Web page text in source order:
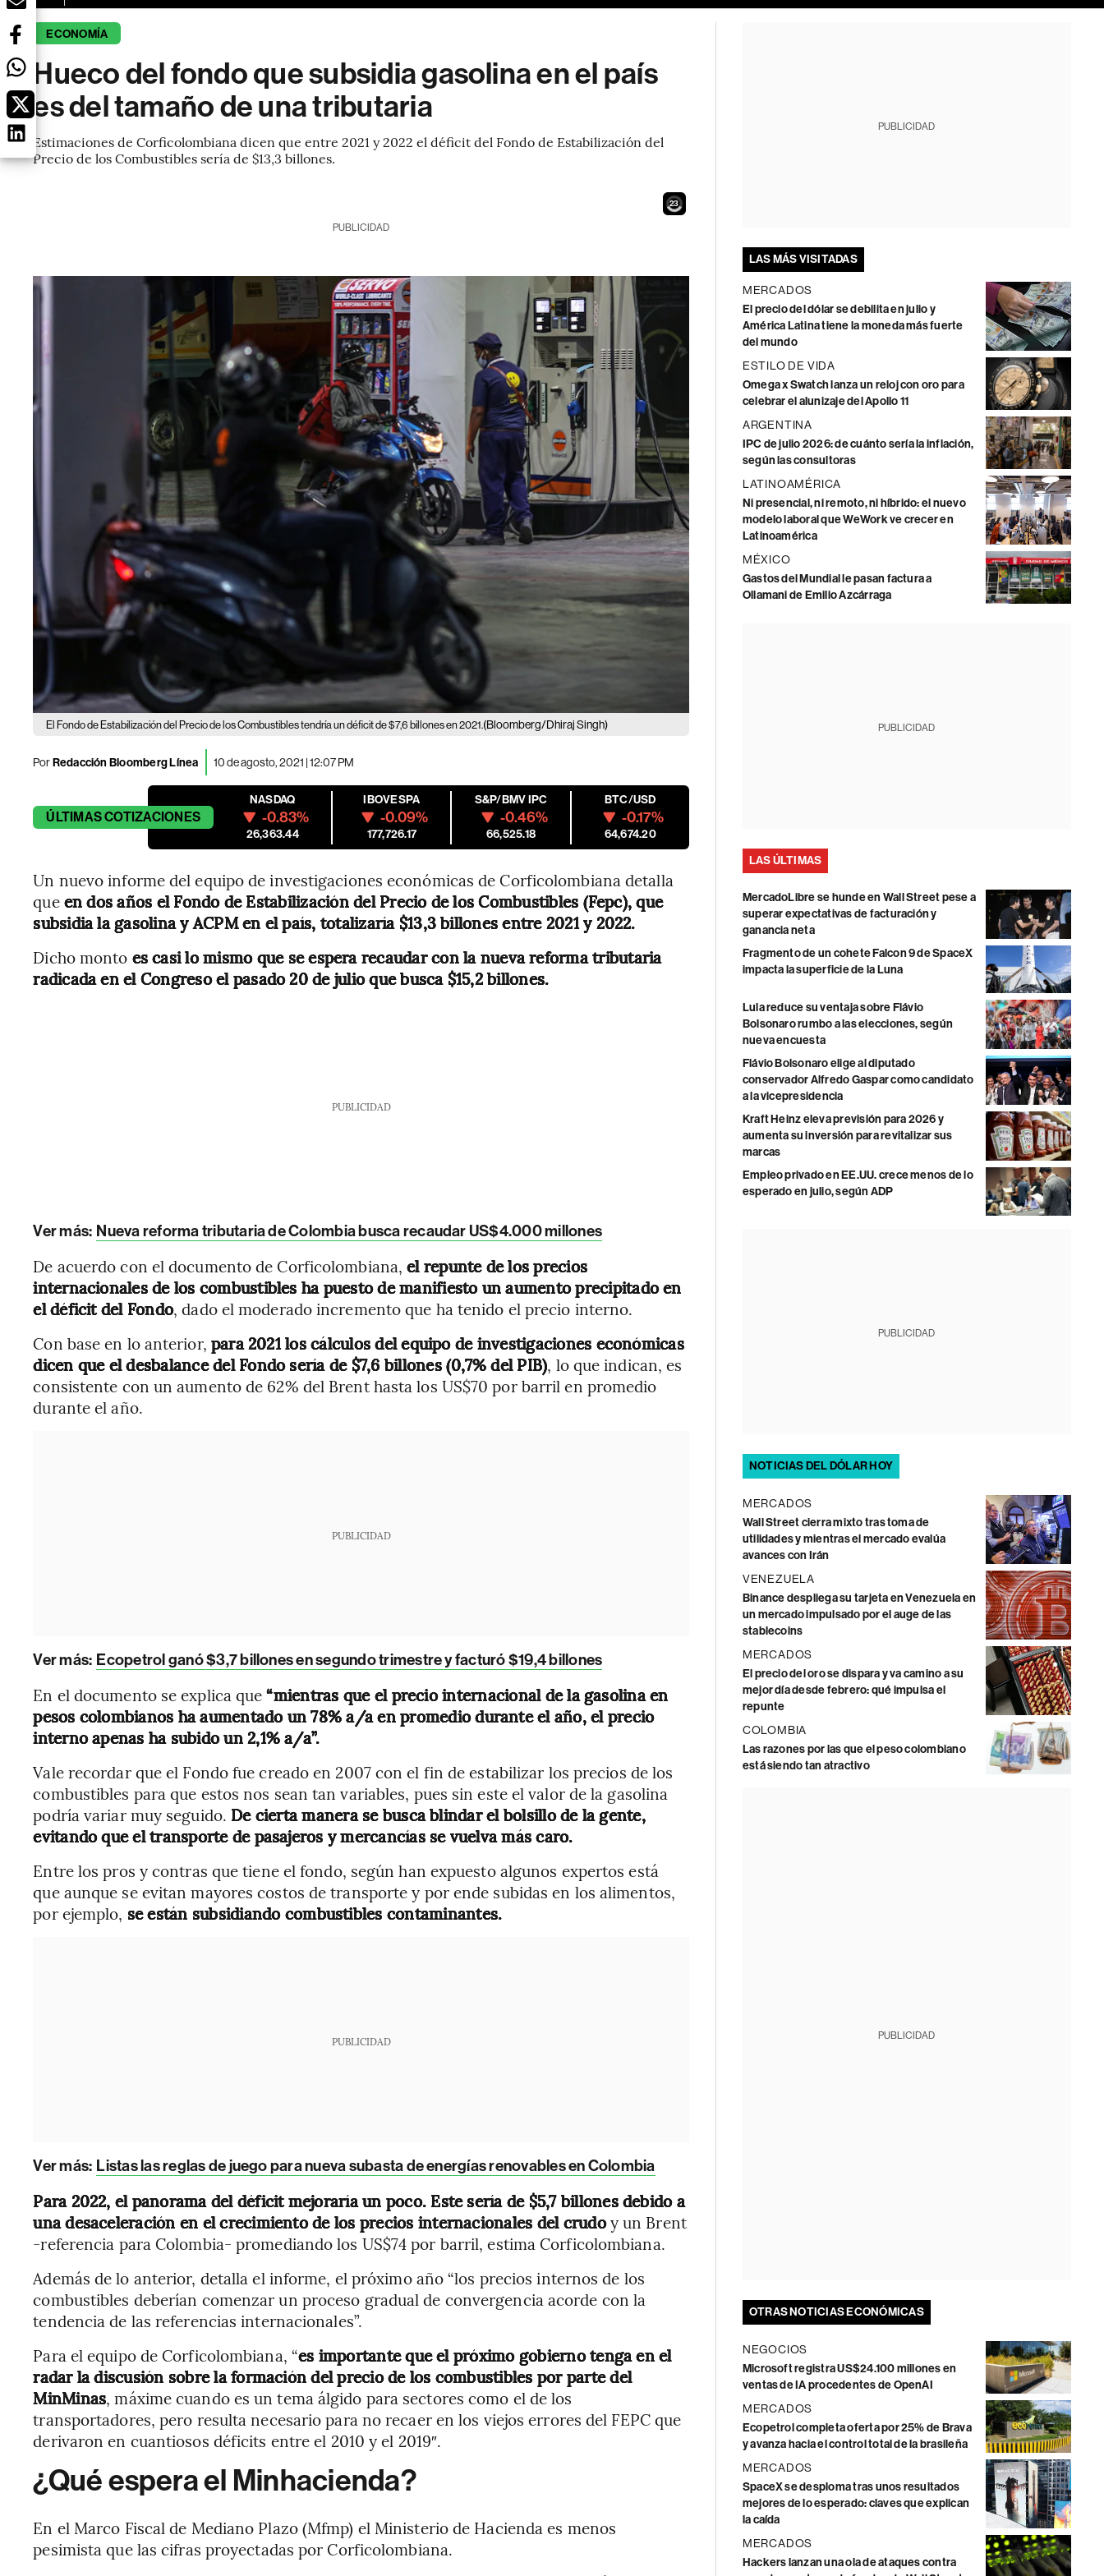
ECONOMÍA
Hueco del fondo que subsidia gasolina en el país
es del tamaño de una tributaria
Estimaciones de Corficolombiana dicen que entre 2021 y 2022 el déficit del Fondo de Estabilización del
Precio de los Combustibles sería de $13,3 billones.
21
PUBLICIDAD
El Fondo de Estabilización del Precio de los Combustibles tendría un déficit de $7,6 billones en 2021.(Bloomberg/Dhiraj Singh)
PorRedacción Bloomberg Línea 10 de agosto, 2021 | 12:07 PM
ÚLTIMASCOTIZACIONES
NASDAQ
-0.83%
26,363.44
IBOVESPA
-0.09%
177,726.17
S&P/BMV IPC
-0.46%
66,525.18
BTC/USD
-0.17%
64,674.20
Un nuevo informe del equipo de investigaciones económicas de Corficolombiana detalla
queen dos años el Fondo de Estabilización del Precio de los Combustibles (Fepc), que
subsidia la gasolina y ACPM en el país, totalizaría $13,3 billones entre 2021 y 2022.
Dicho monto es casi lo mismo que se espera recaudar con la nueva reforma tributaria
radicada en el Congreso el pasado 20 de julio que busca $15,2 billones.
PUBLICIDAD
Ver más: Nueva reforma tributaria de Colombia busca recaudar US$4.000 millones
De acuerdo con el documento de Corficolombiana,el repunte de los precios
internacionales de los combustibles ha puesto de manifiesto un aumento precipitado en
el déficit del Fondo, dado el moderado incremento que ha tenido el precio interno.
Con base en lo anterior, para 2021 los cálculos del equipo de investigaciones económicas
dicen que el desbalance del Fondo sería de $7,6 billones (0,7% del PIB), lo que indican, es
consistente con un aumento de 62% del Brent hasta los US$70 por barril en promedio
durante el año.
PUBLICIDAD
Ver más: Ecopetrol ganó $3,7 billones en segundo trimestre y facturó $19,4 billones
En el documento se explica que“mientras que el precio internacional de la gasolina en
pesos colombianos ha aumentado un 78% a/a en promedio durante el año, el precio
interno apenas ha subido un 2,1% a/a”.
Vale recordar que el Fondo fue creado en 2007 con el fin de estabilizar los precios de los
combustibles para que estos nos sean tan variables, pues sin este el valor de la gasolina
podría variar muy seguido. De cierta manera se busca blindar el bolsillo de la gente,
evitando que el transporte de pasajeros y mercancías se vuelva más caro.
Entre los pros y contras que tiene el fondo, según han expuesto algunos expertos está
que aunque se evitan mayores costos de transporte y por ende subidas en los alimentos,
por ejemplo, se están subsidiando combustibles contaminantes.
PUBLICIDAD
Ver más: Listas las reglas de juego para nueva subasta de energías renovables en Colombia
Para 2022, el panorama del déficit mejoraría un poco. Este sería de $5,7 billones debido a
una desaceleración en el crecimiento de los precios internacionales del crudoy un Brent
-referencia para Colombia- promediando los US$74 por barril, estima Corficolombiana.
Además de lo anterior, detalla el informe, el próximo año “los precios internos de los
combustibles deberían comenzar un proceso gradual de convergencia acorde con la
tendencia de las referencias internacionales”.
Para el equipo de Corficolombiana, “es importante que el próximo gobierno tenga en el
radar la discusión sobre la formación del precio de los combustibles por parte del
MinMinas, máxime cuando es un tema álgido para sectores como el de los
transportadores, pero resulta necesario para no recaer en los viejos errores del FEPC que
derivaron en cuantiosos déficits entre el 2010 y el 2019″.
¿Qué espera el Minhacienda?
En el Marco Fiscal de Mediano Plazo (Mfmp) el Ministerio de Hacienda es menos
pesimista que las cifras proyectadas por Corficolombiana.
PUBLICIDAD
LAS MÁS VISITADAS
MERCADOS
El precio del dólar se debilita en julio y
América Latina tiene la moneda más fuerte
del mundo
ESTILO DE VIDA
Omega x Swatch lanza un reloj con oro para
celebrar el alunizaje del Apollo 11
ARGENTINA
IPC de julio 2026: de cuánto sería la inflación,
según las consultoras
LATINOAMÉRICA
Ni presencial, ni remoto, ni híbrido: el nuevo
modelo laboral que WeWork ve crecer en
Latinoamérica
MÉXICO
Gastos del Mundial le pasan factura a
Ollamani de Emilio Azcárraga
PUBLICIDAD
LAS ÚLTIMAS
MercadoLibre se hunde en Wall Street pese a
superar expectativas de facturación y
ganancia neta
Fragmento de un cohete Falcon 9 de SpaceX
impacta la superficie de la Luna
Lula reduce su ventaja sobre Flávio
Bolsonaro rumbo a las elecciones, según
nueva encuesta
Flávio Bolsonaro elige al diputado
conservador Alfredo Gaspar como candidato
a la vicepresidencia
Kraft Heinz eleva previsión para 2026 y
aumenta su inversión para revitalizar sus
marcas
Empleo privado en EE.UU. crece menos de lo
esperado en julio, según ADP
PUBLICIDAD
NOTICIAS DEL DÓLAR HOY
MERCADOS
Wall Street cierra mixto tras toma de
utilidades y mientras el mercado evalúa
avances con Irán
VENEZUELA
Binance despliega su tarjeta en Venezuela en
un mercado impulsado por el auge de las
stablecoins
MERCADOS
El precio del oro se dispara y va camino a su
mejor día desde febrero: qué impulsa el
repunte
COLOMBIA
Las razones por las que el peso colombiano
está siendo tan atractivo
PUBLICIDAD
OTRAS NOTICIAS ECONÓMICAS
NEGOCIOS
Microsoft registra US$24.100 millones en
ventas de IA procedentes de OpenAI
MERCADOS
Ecopetrol completa oferta por 25% de Brava
y avanza hacia el control total de la brasileña
MERCADOS
SpaceX se desploma tras unos resultados
mejores de lo esperado: claves que explican
la caída
MERCADOS
Hackers lanzan una ola de ataques contra